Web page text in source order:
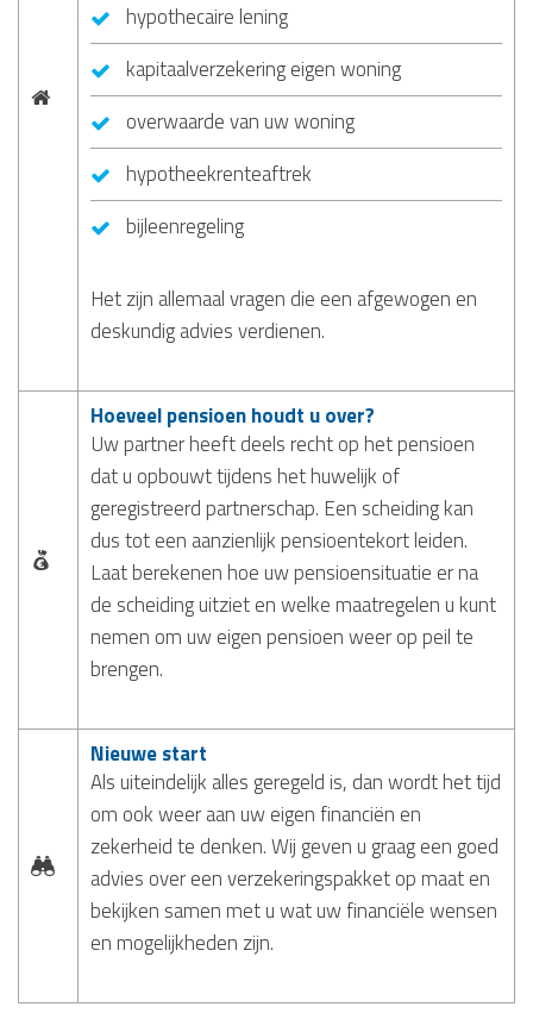
hypothecaire lening
kapitaalverzekering eigen woning
overwaarde van uw woning
hypotheekrenteaftrek
bijleenregeling
Het zijn allemaal vragen die een afgewogen en
deskundig advies verdienen.
Hoeveel pensioen houdt u over?
Uw partner heeft deels recht op het pensioen
dat u opbouwt tijdens het huwelijk of
geregistreerd partnerschap. Een scheiding kan
dus tot een aanzienlijk pensioentekort leiden.
Laat berekenen hoe uw pensioensituatie er na
de scheiding uitziet en welke maatregelen u kunt
nemen om uw eigen pensioen weer op peil te
brengen.
Nieuwe start
Als uiteindelijk alles geregeld is, dan wordt het tijd
om ook weer aan uw eigen financiën en
zekerheid te denken. Wij geven u graag een goed
advies over een verzekeringspakket op maat en
bekijken samen met u wat uw financiële wensen
en mogelijkheden zijn.